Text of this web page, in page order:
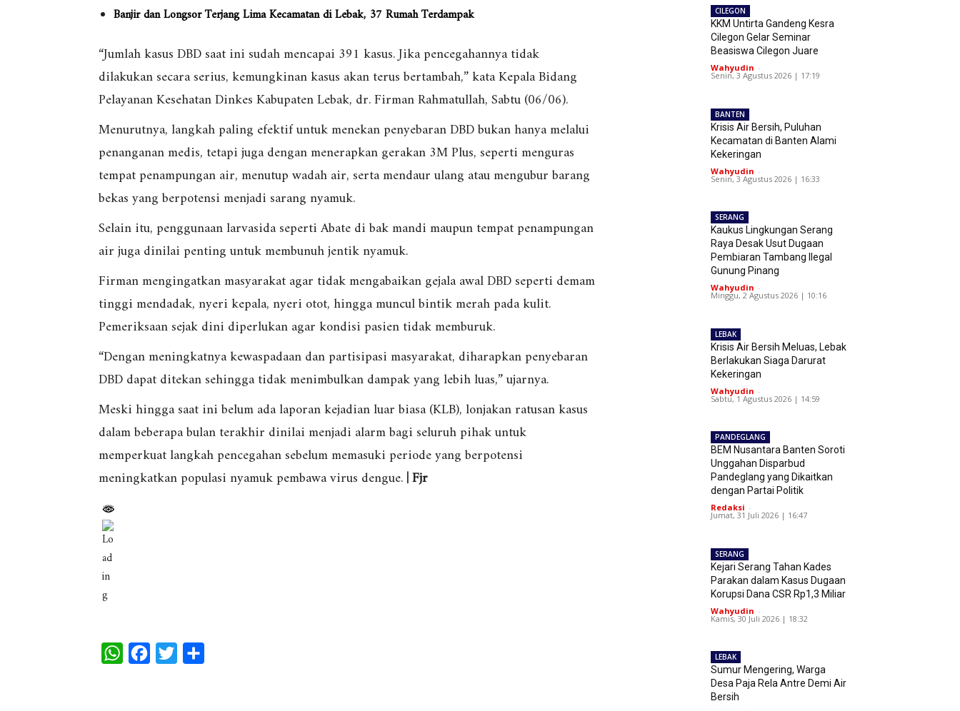
Banjir dan Longsor Terjang Lima Kecamatan di Lebak, 37 Rumah Terdampak
“Jumlah kasus DBD saat ini sudah mencapai 391 kasus. Jika pencegahannya tidak
dilakukan secara serius, kemungkinan kasus akan terus bertambah,” kata Kepala Bidang
Pelayanan Kesehatan Dinkes Kabupaten Lebak, dr. Firman Rahmatullah, Sabtu (06/06).
Menurutnya, langkah paling efektif untuk menekan penyebaran DBD bukan hanya melalui
penanganan medis, tetapi juga dengan menerapkan gerakan 3M Plus, seperti menguras
tempat penampungan air, menutup wadah air, serta mendaur ulang atau mengubur barang
bekas yang berpotensi menjadi sarang nyamuk.
Selain itu, penggunaan larvasida seperti Abate di bak mandi maupun tempat penampungan
air juga dinilai penting untuk membunuh jentik nyamuk.
Firman mengingatkan masyarakat agar tidak mengabaikan gejala awal DBD seperti demam
tinggi mendadak, nyeri kepala, nyeri otot, hingga muncul bintik merah pada kulit.
Pemeriksaan sejak dini diperlukan agar kondisi pasien tidak memburuk.
“Dengan meningkatnya kewaspadaan dan partisipasi masyarakat, diharapkan penyebaran
DBD dapat ditekan sehingga tidak menimbulkan dampak yang lebih luas,” ujarnya.
Meski hingga saat ini belum ada laporan kejadian luar biasa (KLB), lonjakan ratusan kasus
dalam beberapa bulan terakhir dinilai menjadi alarm bagi seluruh pihak untuk
memperkuat langkah pencegahan sebelum memasuki periode yang berpotensi
meningkatkan populasi nyamuk pembawa virus dengue.| Fjr
W
CILEGON
KKM Untirta Gandeng Kesra
Cilegon Gelar Seminar
Beasiswa Cilegon Juare
Wahyudin -
Senin, 3 Agustus 2026 | 17:19
BANTEN
Krisis Air Bersih, Puluhan
Kecamatan di Banten Alami
Kekeringan
Wahyudin -
Senin, 3 Agustus 2026 | 16:33
SERANG
Kaukus Lingkungan Serang
Raya Desak Usut Dugaan
Pembiaran Tambang Ilegal
Gunung Pinang
Wahyudin -
Minggu, 2 Agustus 2026 | 10:16
LEBAK
Krisis Air Bersih Meluas, Lebak
Berlakukan Siaga Darurat
Kekeringan
Wahyudin -
Sabtu, 1 Agustus 2026 | 14:59
PANDEGLANG
BEM Nusantara Banten Soroti
Unggahan Disparbud
Pandeglang yang Dikaitkan
dengan Partai Politik
Redaksi -
Jumat, 31 Juli 2026 | 16:47
SERANG
Kejari Serang Tahan Kades
Parakan dalam Kasus Dugaan
Korupsi Dana CSR Rp1,3 Miliar
Wahyudin -
Kamis, 30 Juli 2026 | 18:32
LEBAK
Sumur Mengering, Warga
Desa Paja Rela Antre Demi Air
Bersih